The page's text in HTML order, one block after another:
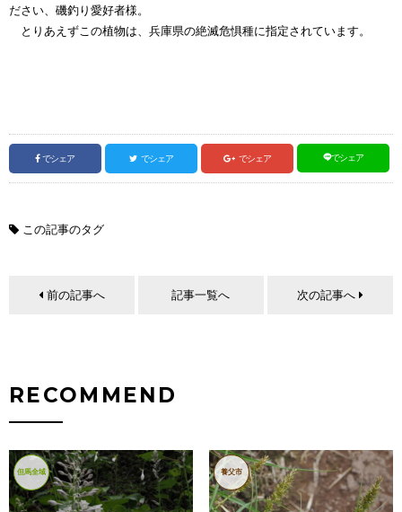
ださい、磯釣り愛好者様。
とりあえずこの植物は、兵庫県の絶滅危惧種に指定されています。
でシェア でシェア でシェア でシェア
この記事のタグ
前の記事へ 記事一覧へ 次の記事へ
RECOMMEND
但馬全域 養父市